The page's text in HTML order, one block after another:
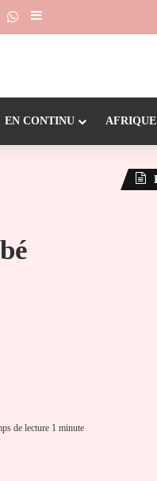
Dailymotion
Suivre la chaîne
Sidebar (barre latérale)
EN CONTINU AFRIQUE
de lecture 1 minute